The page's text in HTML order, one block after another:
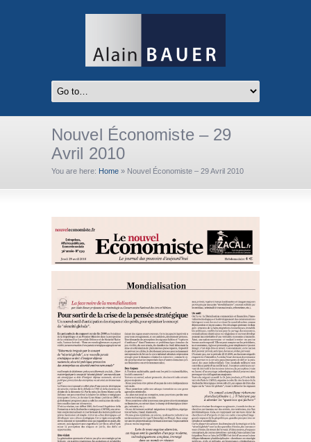
Nouvel Économiste – 29
Avril 2010
You are here: Home » Nouvel Économiste – 29 Avril 2010